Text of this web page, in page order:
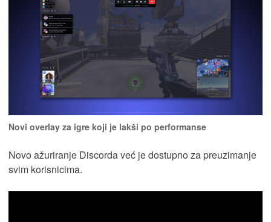
Novi overlay za igre koji je lakši po performanse
Novo ažuriranje Discorda već je dostupno za preuzimanje
svim korisnicima.